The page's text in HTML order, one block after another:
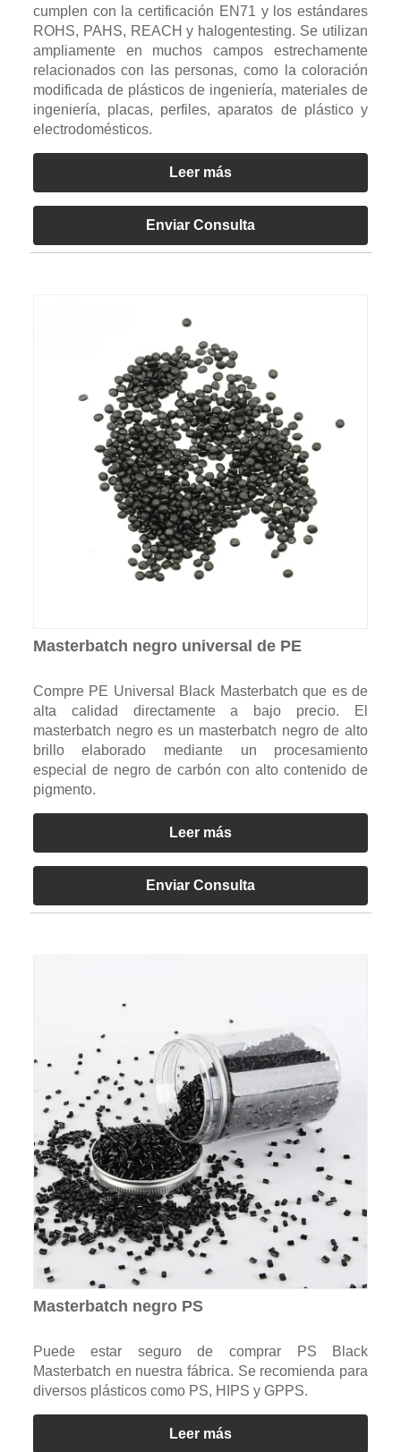
cumplen con la certificación EN71 y los estándares
ROHS, PAHS, REACH y halogentesting. Se utilizan
ampliamente en muchos campos estrechamente
relacionados con las personas, como la coloración
modificada de plásticos de ingeniería, materiales de
ingeniería, placas, perfiles, aparatos de plástico y
electrodomésticos.
Leer más
Enviar Consulta
Masterbatch negro universal de PE
Compre PE Universal Black Masterbatch que es de
alta calidad directamente a bajo precio. El
masterbatch negro es un masterbatch negro de alto
brillo elaborado mediante un procesamiento
especial de negro de carbón con alto contenido de
pigmento.
Leer más
Enviar Consulta
Masterbatch negro PS
Puede estar seguro de comprar PS Black
Masterbatch en nuestra fábrica. Se recomienda para
diversos plásticos como PS, HIPS y GPPS.
Leer más